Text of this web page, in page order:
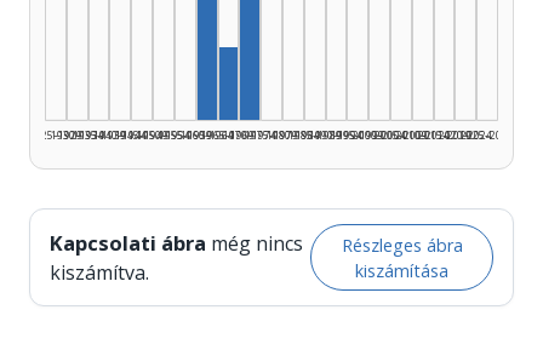
1925–1929
1930–1934
1935–1939
1940–1944
1945–1949
1950–1954
1955–1959
1960–1964
1965–1969
1970–1974
1975–1979
1980–1984
1985–1989
1990–1994
1995–1999
2000–2004
2005–2009
2010–2014
2015–2019
2020–2024
2025–2026
Kapcsolati ábra még nincs
kiszámítva.
Részleges ábra
kiszámítása